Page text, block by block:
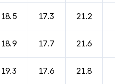
18.5 17.3 21.2
18.9 17.7 21.6
19.3 17.6 21.8